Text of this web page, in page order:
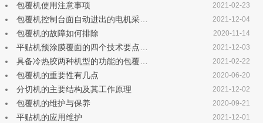
包覆机使用注意事项 2021-02-23
包覆机控制台面自动进出的电机采… 2021-12-04
包覆机的故障如何排除 2020-11-14
平贴机预涂膜覆面的四个技术要点… 2021-12-03
具备冷热胶两种机型的功能的包覆… 2021-02-22
包覆机的重要性有几点 2020-06-20
分切机的主要结构及其工作原理 2021-12-02
包覆机的维护与保养 2020-09-21
平贴机的应用维护 2021-12-01